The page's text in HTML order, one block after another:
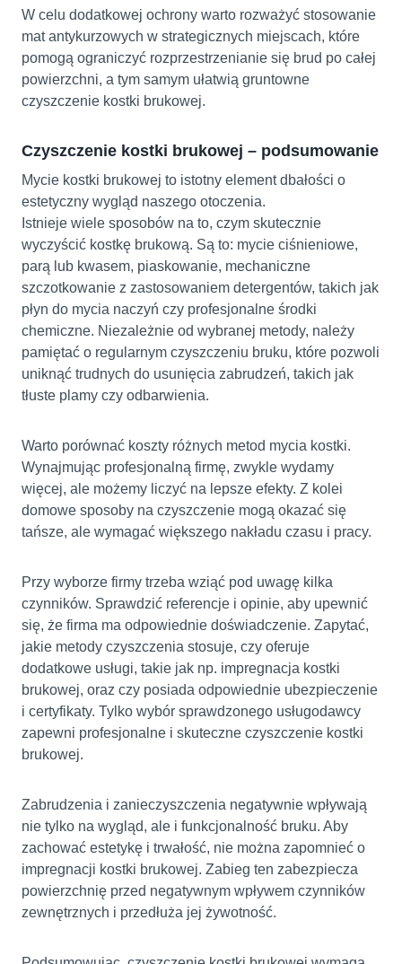
W celu dodatkowej ochrony warto rozważyć stosowanie
mat antykurzowych w strategicznych miejscach, które
pomogą ograniczyć rozprzestrzenianie się brud po całej
powierzchni, a tym samym ułatwią gruntowne
czyszczenie kostki brukowej.
Czyszczenie kostki brukowej – podsumowanie
Mycie kostki brukowej to istotny element dbałości o
estetyczny wygląd naszego otoczenia.
Istnieje wiele sposobów na to, czym skutecznie
wyczyścić kostkę brukową. Są to: mycie ciśnieniowe,
parą lub kwasem, piaskowanie, mechaniczne
szczotkowanie z zastosowaniem detergentów, takich jak
płyn do mycia naczyń czy profesjonalne środki
chemiczne. Niezależnie od wybranej metody, należy
pamiętać o regularnym czyszczeniu bruku, które pozwoli
uniknąć trudnych do usunięcia zabrudzeń, takich jak
tłuste plamy czy odbarwienia.
Warto porównać koszty różnych metod mycia kostki.
Wynajmując profesjonalną firmę, zwykle wydamy
więcej, ale możemy liczyć na lepsze efekty. Z kolei
domowe sposoby na czyszczenie mogą okazać się
tańsze, ale wymagać większego nakładu czasu i pracy.
Przy wyborze firmy trzeba wziąć pod uwagę kilka
czynników. Sprawdzić referencje i opinie, aby upewnić
się, że firma ma odpowiednie doświadczenie. Zapytać,
jakie metody czyszczenia stosuje, czy oferuje
dodatkowe usługi, takie jak np. impregnacja kostki
brukowej, oraz czy posiada odpowiednie ubezpieczenie
i certyfikaty. Tylko wybór sprawdzonego usługodawcy
zapewni profesjonalne i skuteczne czyszczenie kostki
brukowej.
Zabrudzenia i zanieczyszczenia negatywnie wpływają
nie tylko na wygląd, ale i funkcjonalność bruku. Aby
zachować estetykę i trwałość, nie można zapomnieć o
impregnacji kostki brukowej. Zabieg ten zabezpiecza
powierzchnię przed negatywnym wpływem czynników
zewnętrznych i przedłuża jej żywotność.